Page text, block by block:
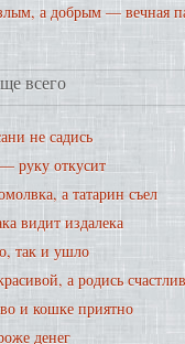
а добрым — вечная
всего
не садись
руку откусит
а татарин съел
видит издалека
так и ушло
а родись
и кошке приятно
денег